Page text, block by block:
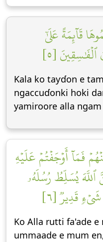
قَآئِمَةً عَلَىٰٓ
[٥]
Kala ko taƴɗon e
ngaccuɗonki hoki
yamiroore alla
فَمَآ أَوۡجَفۡتُمۡ عَلَيۡهِ
يُسَلِّطُ رُسُلَهُۥ
قَدِيرٞ [٦]
Ko Alla rutti fa'ade e
ummaade e mum